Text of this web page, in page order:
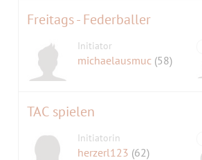
Freitags - Federballer
Initiator
michaelausmuc (58)
TAC spielen
Initiatorin
herzerl123 (62)